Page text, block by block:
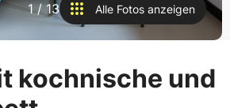
1 /13 Alle Fotos anzeigen
kochnische und